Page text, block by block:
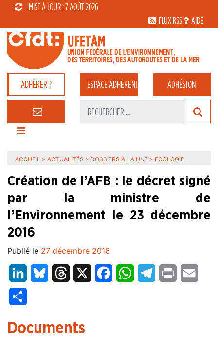
MISE À JOUR : 7 AOÛT 2026
FLUX RSS
AIDE
ADHÉRER ? ESPACEADHÉRENT ADHÉSION
ACCUEIL > ACTUALITÉS > DOSSIERS À LA UNE > ECOLOGIE
Création de l’AFB : le décret signé
par la ministre de
l’Environnement le 23 décembre
2016
Publié le 27 décembre 2016
LinkedInBluesky Threads FacebookWhatsAppTelegram
Print
Documents